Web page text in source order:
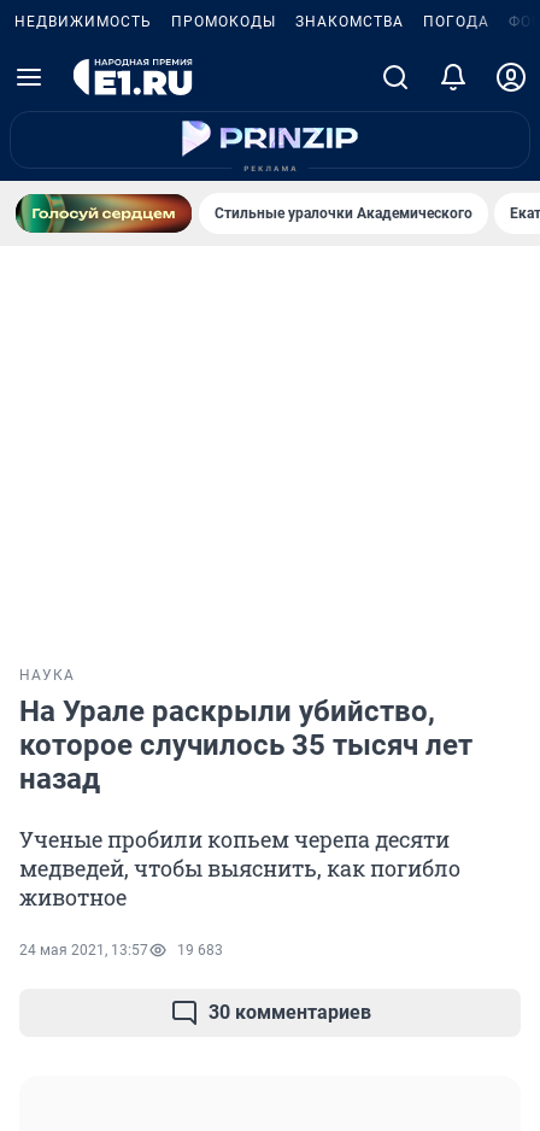
НЕДВИЖИМОСТЬ ПРОМОКОДЫ ЗНАКОМСТВА ПОГОДА
Стильные уралочки Академического
НАУКА
На Урале раскрыли убийство,
которое случилось 35 тысяч лет
назад
Ученые пробили копьем черепа десяти
медведей, чтобы выяснить, как погибло
животное
24 мая 2021, 13:57 19 683
30 комментариев